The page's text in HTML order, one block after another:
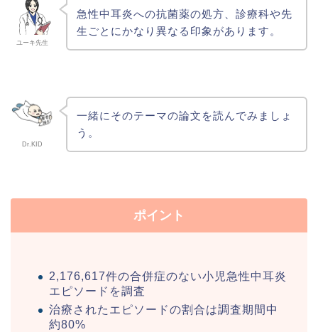
ユーキ先生
急性中耳炎への抗菌薬の処方、診療科や先
生ごとにかなり異なる印象があります。
Dr.KID
一緒にそのテーマの論文を読んでみましょ
う。
ポイント
2,176,617件の合併症のない小児急性中耳炎
エピソードを調査
治療されたエピソードの割合は調査期間中
約80%